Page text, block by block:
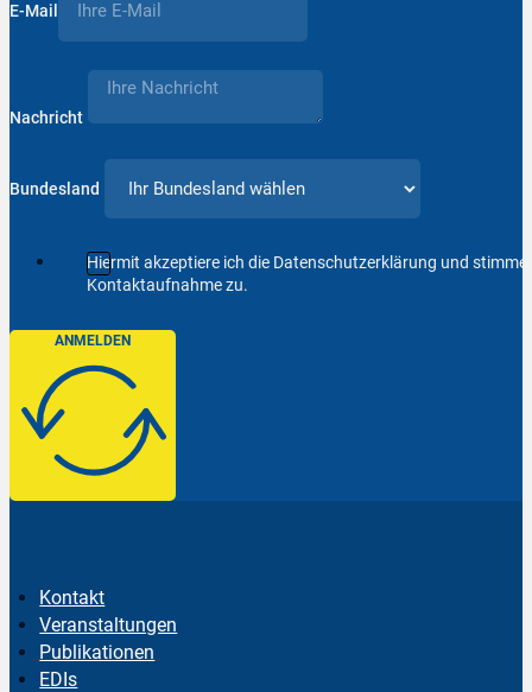
E-Mail
Nachricht
Bundesland
Hiermit akzeptiere ich die Datenschutzerklärung und
Kontaktaufnahme zu.
ANMELDEN
Kontakt
Veranstaltungen
Publikationen
EDIs